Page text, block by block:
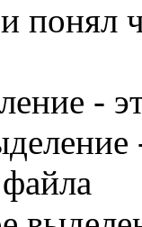
понял
-